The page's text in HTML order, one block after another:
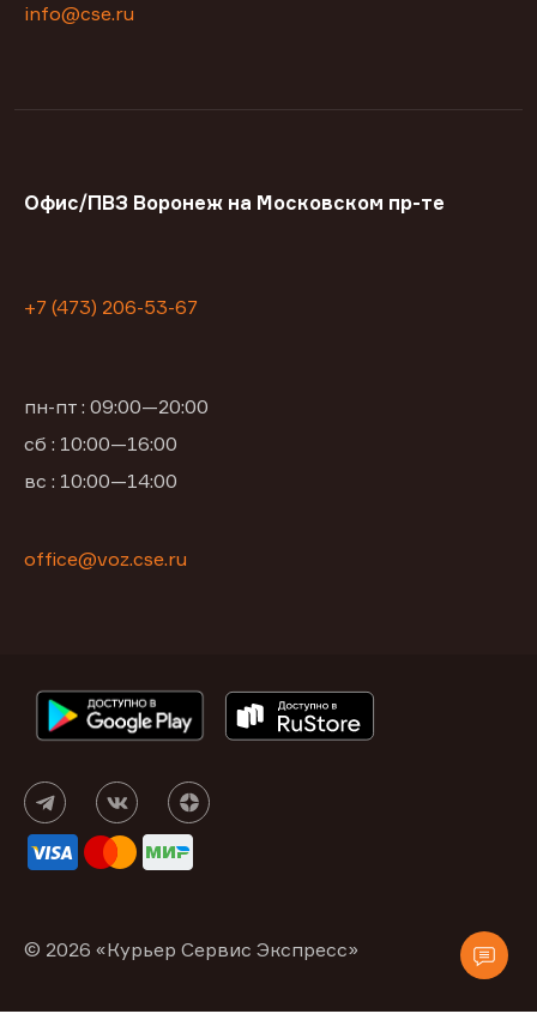
info@cse.ru
Офис/ПВЗ Воронеж на Московском пр-те
+7 (473) 206-53-67
пн-пт : 09:00—20:00
сб : 10:00—16:00
вс : 10:00—14:00
office@voz.cse.ru
© 2026 «Курьер Сервис Экспресс»